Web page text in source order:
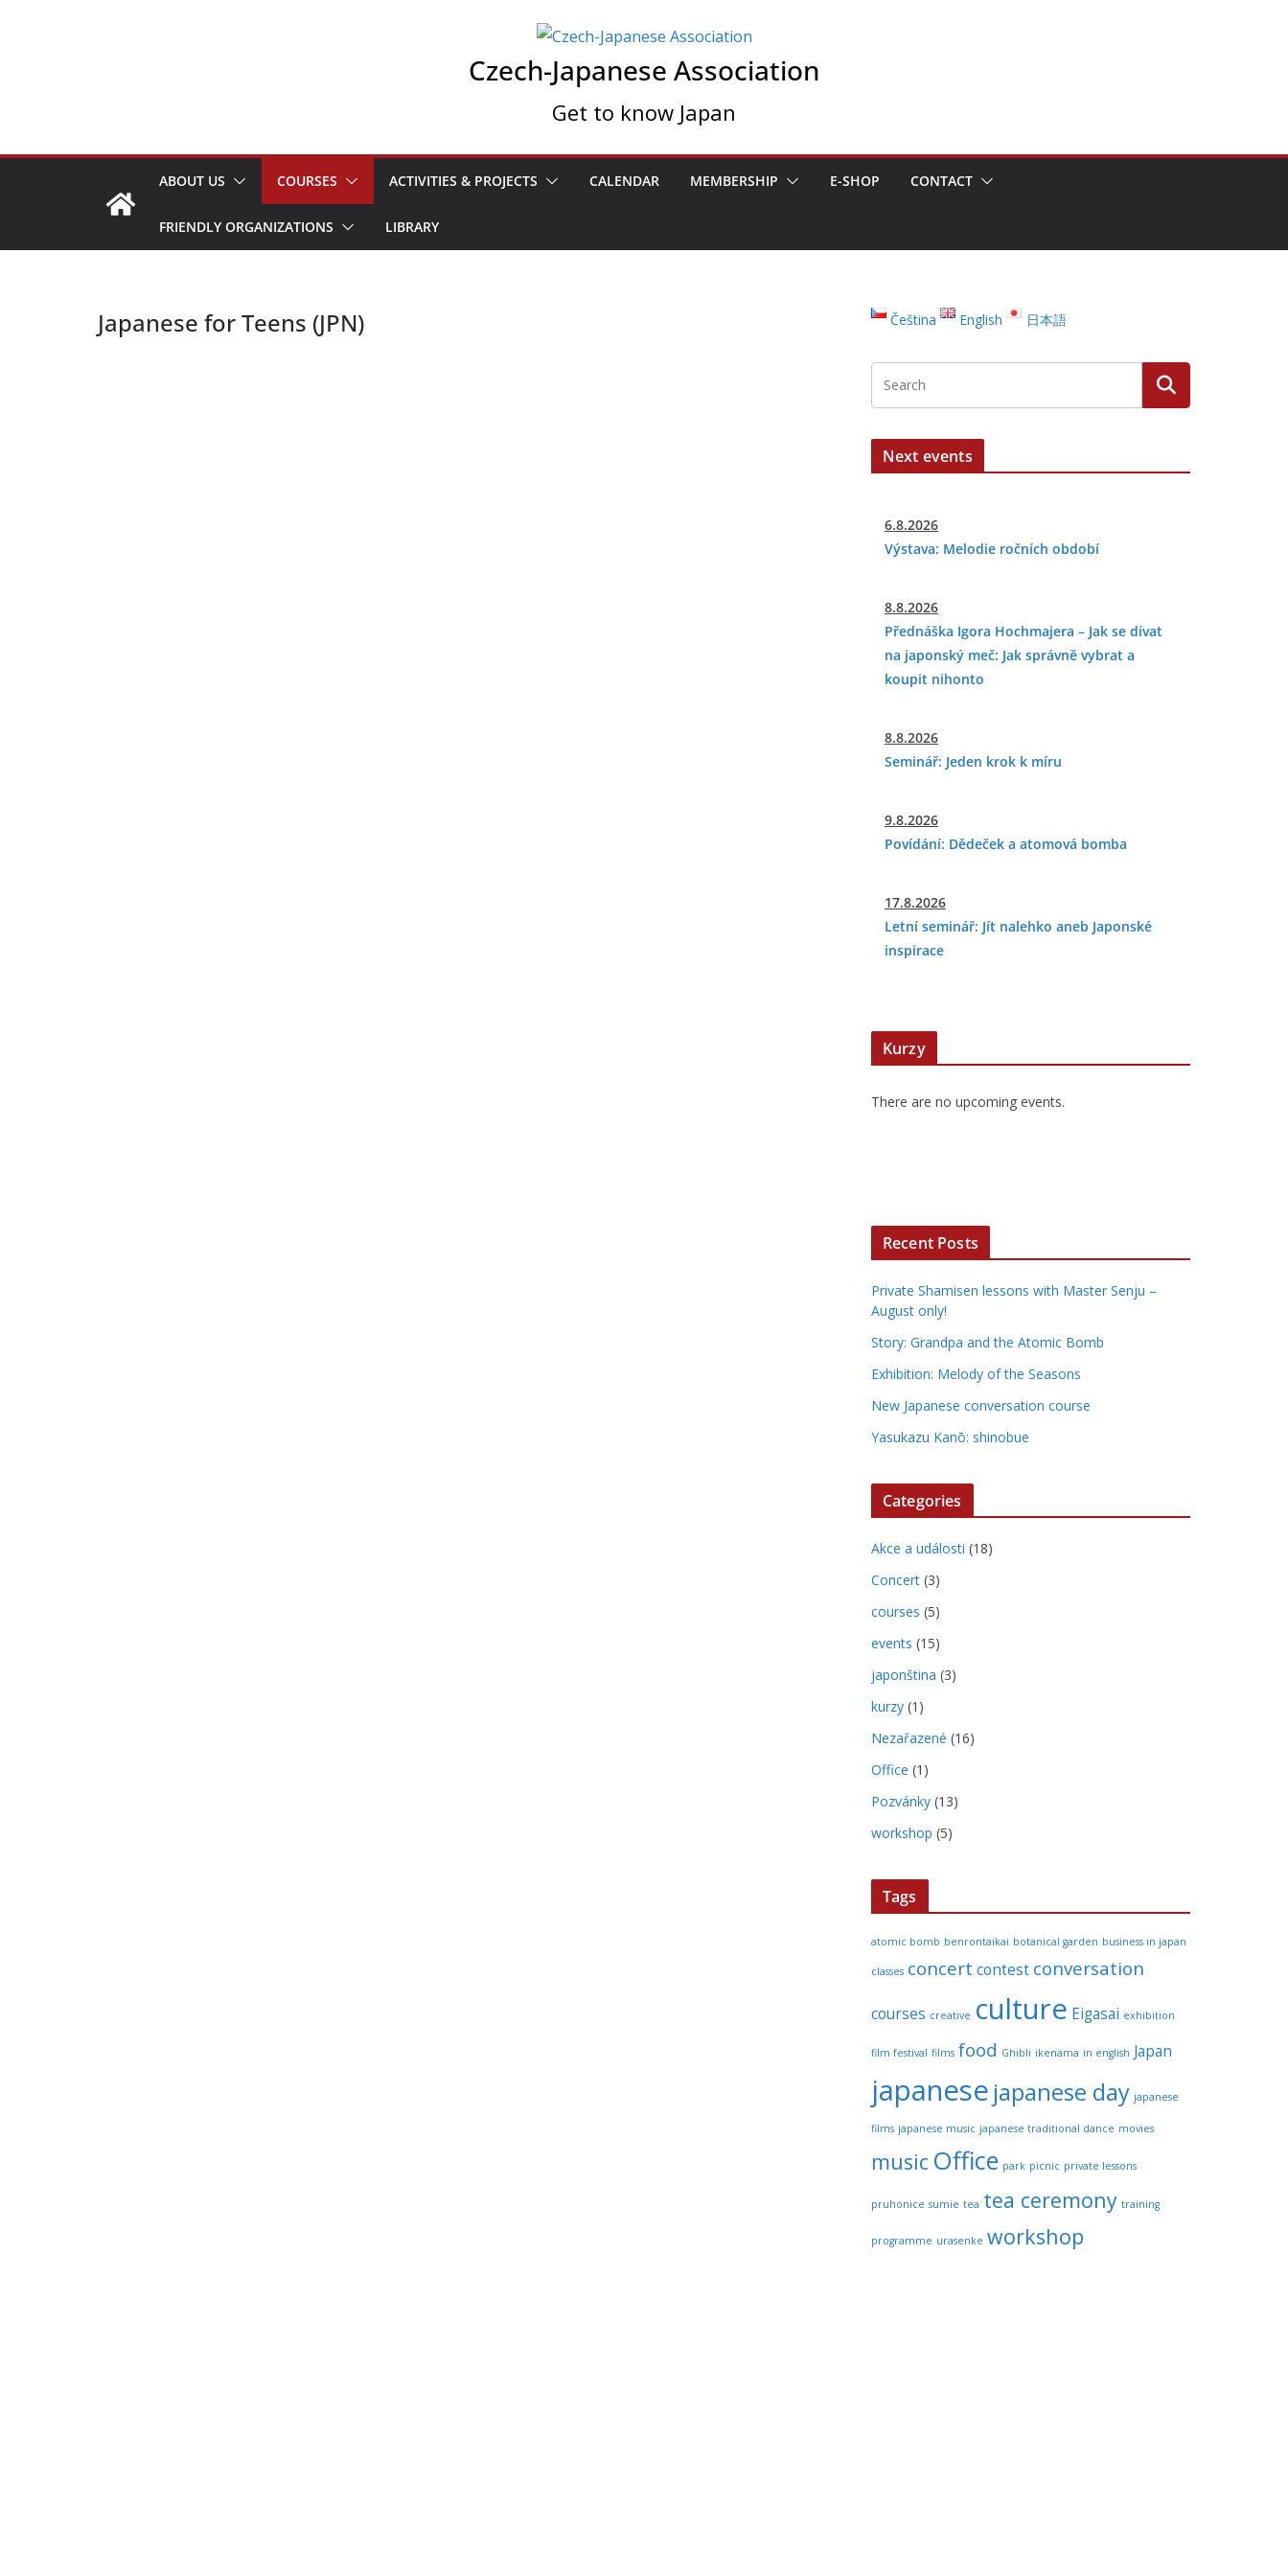
Czech-Japanese Association
Get to know Japan
ABOUT US COURSES ACTIVITIES & PROJECTS CALENDAR MEMBERSHIP E-SHOP CONTACT
FRIENDLY ORGANIZATIONS LIBRARY
Japanese for Teens (JPN) Čeština English 日本語
Next events
6.8.2026
Výstava: Melodie ročních období
8.8.2026
Přednáška Igora Hochmajera – Jak se dívat
na japonský meč: Jak správně vybrat a
koupit nihonto
8.8.2026
Seminář: Jeden krok k míru
9.8.2026
Povídání: Dědeček a atomová bomba
17.8.2026
Letní seminář: Jít nalehko aneb Japonské
inspirace
Kurzy
There are no upcoming events.
Recent Posts
Private Shamisen lessons with Master Senju –
August only!
Story: Grandpa and the Atomic Bomb
Exhibition: Melody of the Seasons
New Japanese conversation course
Yasukazu Kanō: shinobue
Categories
Akce a události (18)
Concert (3)
courses (5)
events (15)
japonština (3)
kurzy (1)
Nezařazené (16)
Office (1)
Pozvánky (13)
workshop (5)
Tags
atomic bomb benrontaikai botanical garden business in japan
classes concert contest conversation
courses creative culture Eigasai exhibition
film festival films food Ghibli ikenama in english Japan
japanese japanese day japanese
films japanese music japanese traditional dance movies
music Office park picnic private lessons
pruhonice sumie tea tea ceremony training
programme urasenke workshop